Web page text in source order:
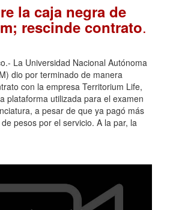
la caja negra de
rescinde contrato.
La Universidad Nacional Autónoma
dio por terminado de manera
con la empresa Territorium Life,
plataforma utilizada para el examen
a pesar de que ya pagó más
pesos por el servicio. A la par, la